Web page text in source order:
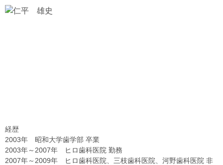
経歴
2003年 昭和大学歯学部 卒業
2003年～2007年 ヒロ歯科医院 勤務
2007年～2009年 ヒロ歯科医院、三枝歯科医院、河野歯科医院 非